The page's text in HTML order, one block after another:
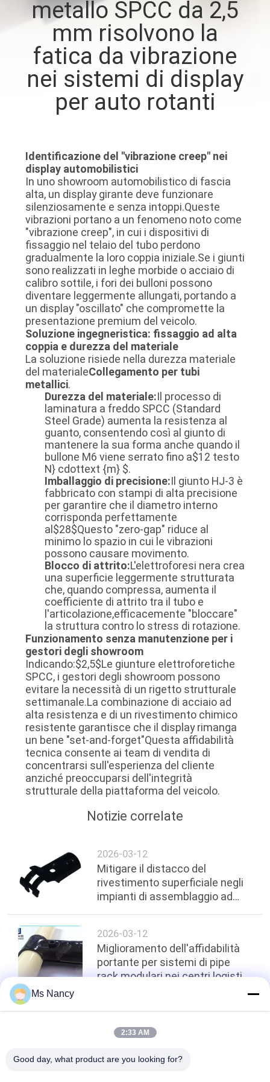
CONTROLLO
DELLA
QUALITÀ
CONTATTACI
CHIEDI UN
PREVENTIVO
MAPPA
DEL
SITO
POLITICA
SULLA
PRIVACY
metallo SPCC da 2,5
mm risolvono la
fatica da vibrazione
nei sistemi di display
per auto rotanti
Identificazione del "vibrazione creep" nei
display automobilistici
In uno showroom automobilistico di fascia
alta, un display girante deve funzionare
silenziosamente e senza intoppi.Queste
vibrazioni portano a un fenomeno noto come
"vibrazione creep", in cui i dispositivi di
fissaggio nel telaio del tubo perdono
gradualmente la loro coppia iniziale.Se i giunti
sono realizzati in leghe morbide o acciaio di
calibro sottile, i fori dei bulloni possono
diventare leggermente allungati, portando a
un display "oscillato" che compromette la
presentazione premium del veicolo.
Soluzione ingegneristica: fissaggio ad alta
coppia e durezza del materiale
La soluzione risiede nella durezza materiale
del materialeCollegamento per tubi
metallici.
Durezza del materiale:Il processo di
laminatura a freddo SPCC (Standard
Steel Grade) aumenta la resistenza al
guanto, consentendo così al giunto di
mantenere la sua forma anche quando il
bullone M6 viene serrato fino a$12 testo
N} cdottext {m} $.
Imballaggio di precisione:Il giunto HJ-3 è
fabbricato con stampi di alta precisione
per garantire che il diametro interno
corrisponda perfettamente
al$28$Questo "zero-gap" riduce al
minimo lo spazio in cui le vibrazioni
possono causare movimento.
Blocco di attrito:L'elettroforesi nera crea
una superficie leggermente strutturata
che, quando compressa, aumenta il
coefficiente di attrito tra il tubo e
l'articolazione,efficacemente "bloccare"
la struttura contro lo stress di rotazione.
Funzionamento senza manutenzione per i
gestori degli showroom
Indicando:$2,5$Le giunture elettroforetiche
SPCC, i gestori degli showroom possono
evitare la necessità di un rigetto strutturale
settimanale.La combinazione di acciaio ad
alta resistenza e di un rivestimento chimico
resistente garantisce che il display rimanga
un bene "set-and-forget"Questa affidabilità
tecnica consente ai team di vendita di
concentrarsi sull'esperienza del cliente
anziché preoccuparsi dell'integrità
strutturale della piattaforma del veicolo.
Notizie correlate
2026-03-12
Mitigare il distacco del
rivestimento superficiale negli
impianti di assemblaggio ad
2026-03-12
Miglioramento dell'affidabilità
portante per sistemi di pipe
rack modulari nei centri logistici
top
Ms Nancy
2:33 AM
Good day, what product are you looking for?